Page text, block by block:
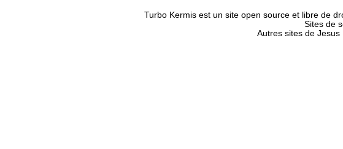
Turbo Kermis est un site open source et libre de
Sites de
Autres sites de Jesus